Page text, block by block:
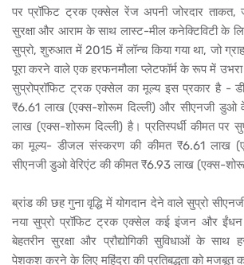
पर प्रॉफिट ट्रक एक्सेल रेंज अपनी जोरदार ताकत,
सुरक्षा और आराम के साथ लास्ट-मील कनेक्टिविटी के
सुप्रो, शुरुआत में 2015 में लॉन्च किया गया था, जो
पूरा करने वाले एक हरफनमौला प्लेटफॉर्म के रूप में उभरा
सुप्रोप्रॉफिट ट्रक एक्सेल का मूल्य इस प्रकार है -
₹6.61 लाख (एक्स-शोरूम दिल्ली) और सीएनजी डुओ
लाख (एक्स-शोरूम दिल्ली) है। प्रतिस्पर्धी कीमत पर
का मूल्य- डीजल संस्करण की कीमत ₹6.61 लाख
सीएनजी डुओ वेरिएंट की कीमत ₹6.93 लाख (एक्स-
ब्रांड की छह गुना वृद्धि में योगदान देने वाले सुप्रो
नया सुप्रो प्रॉफिट ट्रक एक्सेल कई इंजन और ईंधन
बेहतरीन सुरक्षा और प्रौद्योगिकी सुविधाओं के साथ
पेशकश करने के लिए महिंद्रा की प्रतिबद्धता को मजबूत